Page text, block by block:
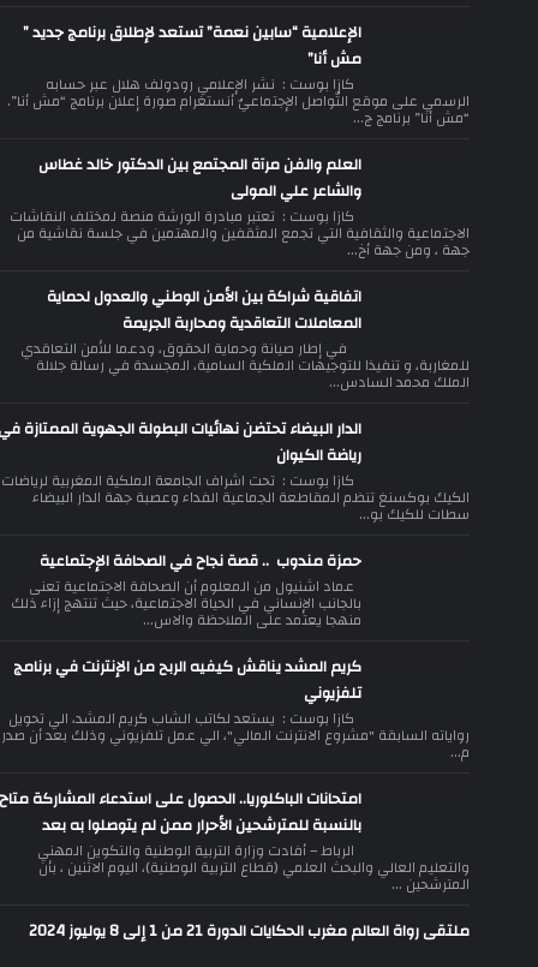
الإعلامية “سابين نعمة” تستعد لإطلاق برنامج جديد ”
مش أنا”
كازا بوست : نشر الإعلامي رودولف هلال عبر حسابه
الرسمي على موقع التّواصل الإجتماعيّ أنستغرام صورة إعلان برنامج “مش أنا”.
“مش أنا” برنامج ج...
العلم والفن مرآة المجتمع بين الدكتور خالد غطاس
والشاعر علي المولى
كازا بوست : تعتبر مبادرة الورشة منصة لمختلف النقاشات
الاجتماعية والثقافية التي تجمع المثقفين والمهتمين في جلسة نقاشية من
جهة ، ومن جهة أخ...
اتفاقية شراكة بين الأمن الوطني والعدول لحماية
المعاملات التعاقدية ومحاربة الجريمة
في إطار صيانة وحماية الحقوق، ودعما للأمن التعاقدي
للمغاربة، و تنفيذا للتوجيهات الملكية السامية، المجسدة في رسالة جلالة
الملك محمد السادس...
الدار البيضاء تحتضن نهائيات البطولة الجهوية الممتازة في
رياضة الكيوان
كازا بوست : تحت اشراف الجامعة الملكية المغربية لرياضات
الكيك بوكسنغ تنظم المقاطعة الجماعية الفداء وعصبة جهة الدار البيضاء
سطات للكيك بو...
حمزة مندوب .. قصة نجاح في الصحافة الإجتماعية
عماد اشنيول من المعلوم أن الصحافة الاجتماعية تعنى
بالجانب الإنساني في الحياة الاجتماعية، حيث تنتهج إزاء ذلك
منهجا يعتمد على الملاحظة والاس...
كريم المشد يناقش كيفيه الربح من الإنترنت في برنامج
تلفزيوني
كازا بوست : يستعد لكاتب الشاب كريم المشد، الي تحويل
رواياته السابقة "مشروع الانترنت المالي"، الي عمل تلفزيوني وذلك بعد أن صدر
م...
امتحانات الباكلوريا.. الحصول على استدعاء المشاركة متاح
بالنسبة للمترشحين الأحرار ممن لم يتوصلوا به بعد
الرباط – أفادت وزارة التربية الوطنية والتكوين المهني
والتعليم العالي والبحث العلمي (قطاع التربية الوطنية)، اليوم الاثنين ، بأن
المترشحين ...
ملتقى رواة العالم مغرب الحكايات الدورة 21 من 1 إلى 8 يوليوز 2024